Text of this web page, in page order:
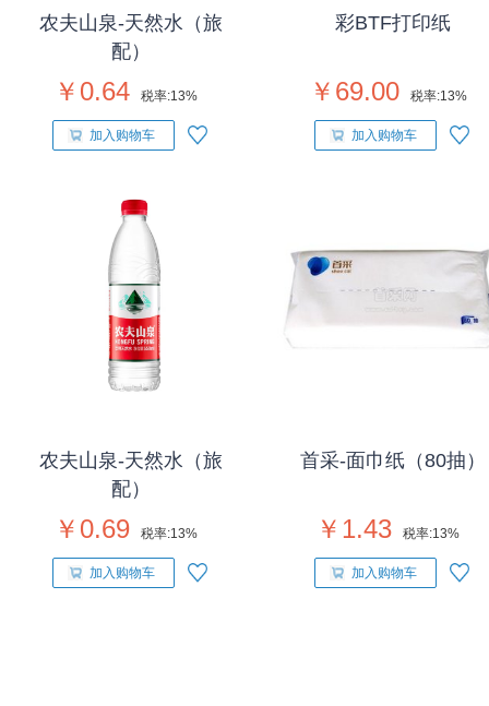
农夫山泉-天然水（旅
配）
￥0.64 税率:13%
加入购物车
彩BTF打印纸
￥69.00 税率:13%
加入购物车
农夫山泉-天然水（旅
配）
￥0.69 税率:13%
加入购物车
首采-面巾纸（80抽）
￥1.43 税率:13%
加入购物车